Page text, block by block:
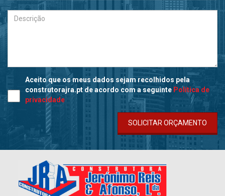
Aceito que os meus dados sejam recolhidos pela
construtorajra.pt de acordo com a seguinte Política de
privacidade
SOLICITAR ORÇAMENTO